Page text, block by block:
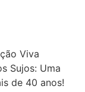
Viva
Sujos: Uma
de 40 anos!